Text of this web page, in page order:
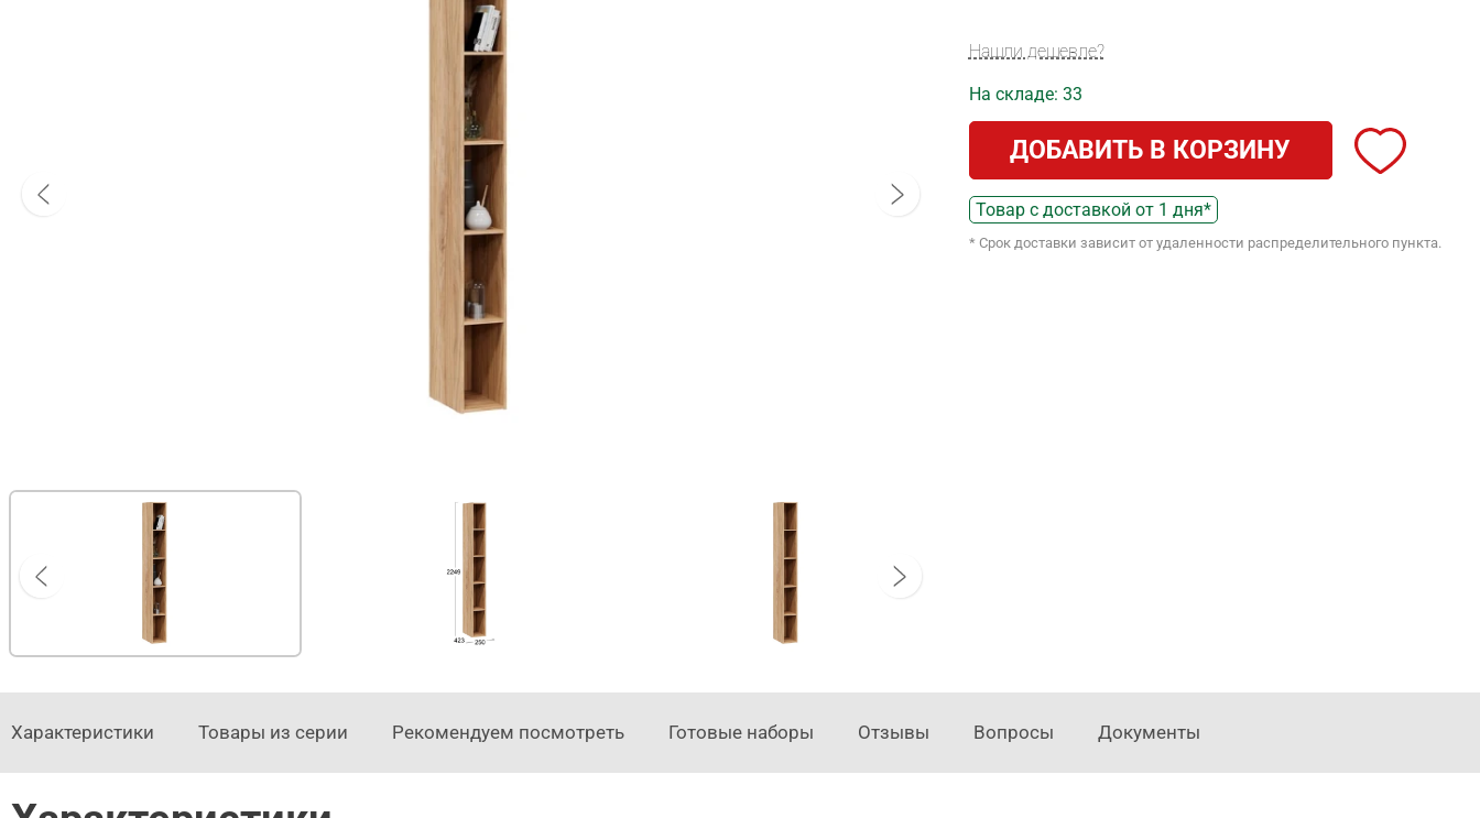
Нашли дешевле?
На складе: 33
ДОБАВИТЬ В КОРЗИНУ
Товар с доставкой от 1 дня*
* Срок доставки зависит от удаленности распределительного пункта.
Характеристики Товары из серии Рекомендуем посмотреть Готовые наборы Отзывы Вопросы Документы